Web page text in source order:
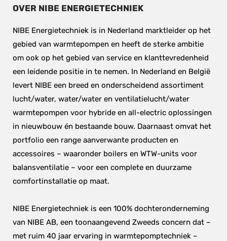
OVER NIBE ENERGIETECHNIEK
NIBE Energietechniek is in Nederland marktleider op het
gebied van warmtepompen en heeft de sterke ambitie
om ook op het gebied van service en klanttevredenheid
een leidende positie in te nemen. In Nederland en België
levert NIBE een breed en onderscheidend assortiment
lucht/water, water/water en ventilatielucht/water
warmtepompen voor hybride en all-electric oplossingen
in nieuwbouw én bestaande bouw. Daarnaast omvat het
portfolio een range aanverwante producten en
accessoires – waaronder boilers en WTW-units voor
balansventilatie – voor een complete en duurzame
comfortinstallatie op maat.
NIBE Energietechniek is een 100% dochteronderneming
van NIBE AB, een toonaangevend Zweeds concern dat –
met ruim 40 jaar ervaring in warmtepomptechniek –